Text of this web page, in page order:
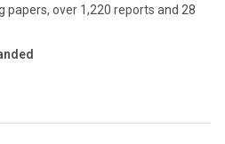
papers, over 1,220 reports and 28